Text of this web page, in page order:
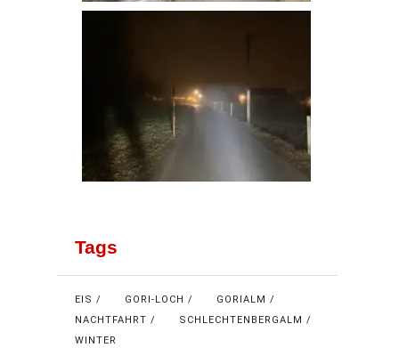
Tags
EIS GORI-LOCH
GORIALM
NACHTFAHRT
SCHLECHTENBERGALM
WINTER